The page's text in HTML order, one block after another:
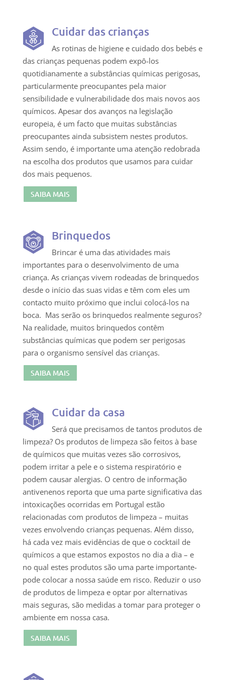
Cuidar das crianças
As rotinas de higiene e cuidado dos bebés e
das crianças pequenas podem expô-los
quotidianamente a substâncias químicas perigosas,
particularmente preocupantes pela maior
sensibilidade e vulnerabilidade dos mais novos aos
químicos. Apesar dos avanços na legislação
europeia, é um facto que muitas substâncias
preocupantes ainda subsistem nestes produtos.
Assim sendo, é importante uma atenção redobrada
na escolha dos produtos que usamos para cuidar
dos mais pequenos.
SAIBA MAIS
Brinquedos
Brincar é uma das atividades mais
importantes para o desenvolvimento de uma
criança. As crianças vivem rodeadas de brinquedos
desde o início das suas vidas e têm com eles um
contacto muito próximo que inclui colocá-los na
boca. Mas serão os brinquedos realmente seguros?
Na realidade, muitos brinquedos contêm
substâncias químicas que podem ser perigosas
para o organismo sensível das crianças.
SAIBA MAIS
Cuidar da casa
Será que precisamos de tantos produtos de
limpeza? Os produtos de limpeza são feitos à base
de químicos que muitas vezes são corrosivos,
podem irritar a pele e o sistema respiratório e
podem causar alergias. O centro de informação
antivenenos reporta que uma parte significativa das
intoxicações ocorridas em Portugal estão
relacionadas com produtos de limpeza – muitas
vezes envolvendo crianças pequenas. Além disso,
há cada vez mais evidências de que o cocktail de
químicos a que estamos expostos no dia a dia – e
no qual estes produtos são uma parte importante-
pode colocar a nossa saúde em risco. Reduzir o uso
de produtos de limpeza e optar por alternativas
mais seguras, são medidas a tomar para proteger o
ambiente em nossa casa.
SAIBA MAIS